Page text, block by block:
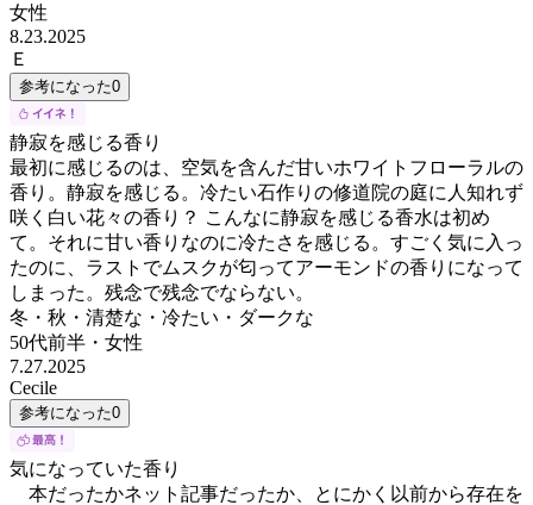
女性
8.23.2025
Ｅ
参考になった0
静寂を感じる香り
最初に感じるのは、空気を含んだ甘いホワイトフローラルの
香り。静寂を感じる。冷たい石作りの修道院の庭に人知れず
咲く白い花々の香り？ こんなに静寂を感じる香水は初め
て。それに甘い香りなのに冷たさを感じる。すごく気に入っ
たのに、ラストでムスクが匂ってアーモンドの香りになって
しまった。残念で残念でならない。
冬・秋・清楚な・冷たい・ダークな
50代前半 ・ 女性
7.27.2025
Cecile
参考になった0
気になっていた香り
本だったかネット記事だったか、とにかく以前から存在を